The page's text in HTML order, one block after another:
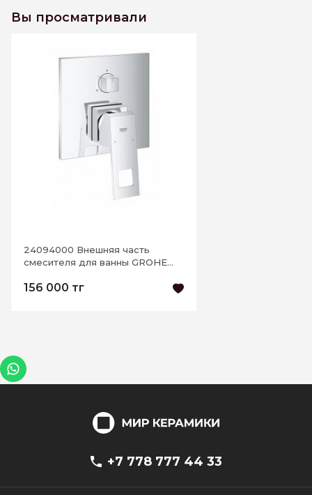
ванны GROHE Eurocube на 3 выхода, хром
Написать отзыв
Вы просматривали
24094000 Внешняя часть
смесителя для ванны GROHE
156 000 тг
+7 778 777 44 33